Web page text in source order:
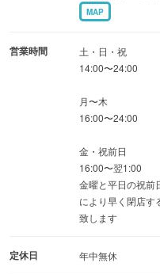
◆日本酒と相性抜群！新
品料理は全約50種類！
◆落ち着きのある和空間
MAP
営業時間
土・日・祝
14:00〜24:00
月〜木
16:00〜24:00
金・祝前日
16:00〜翌1:00
金曜と平日の祝前
により早く閉店す
致します
定休日 年中無休